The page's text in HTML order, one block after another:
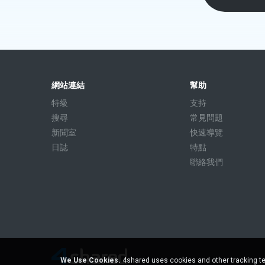
網站連結
特級
搜尋
新聞室
日誌
幫助
支持
常見問題
快速導覽
特點
聯絡我們
We Use Cookies. 4shared uses cookies and other tracking